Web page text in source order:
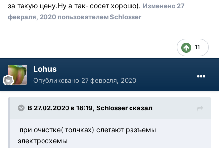
за такую цену.Ну а так- сосет хорошо). Изменено 27
февраля, 2020пользователем Schlosser
11
Lohus
Опубликовано 27 февраля, 2020
В 27.02.2020 в 18:19, Schlosser сказал:
при очистке( толчках) слетают разъемы
электросхемы